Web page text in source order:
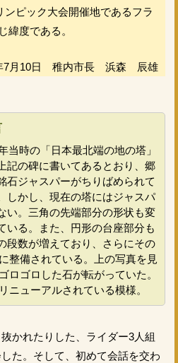
ピック大会開催地であるフラ
緯度である。
7月10日 稚内市長 浜森 辰雄
当時の「日本最北端の地の塔」
記の碑に書いてあるとおり、郷
石ジャスパーがちりばめられて
しかし、現在の塔にはジャスパ
い。三角の先端部分の形状も変
いる。また、円形の台座部分も
段数が増えており、さらにその
整備されている。上の写真を見
ロゴロした石が転がっていた。
ニューアルされている模様。
かれたりした、ライダー3人組
た。そして、初めて会話を交わ